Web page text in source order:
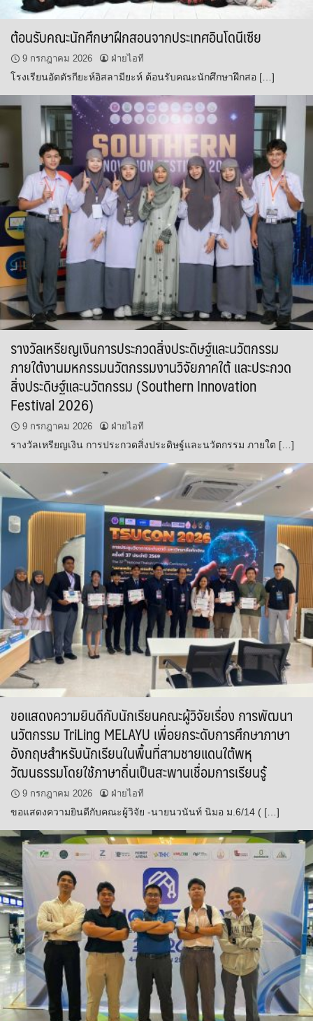
ต้อนรับคณะนักศึกษาฝึกสอนจากประเทศอินโดนีเซีย
9 กรกฎาคม 2026 ฝ่ายไอที
โรงเรียนอัตตัรกียะห์อิสลามียะห์ ต้อนรับคณะนักศึกษาฝึกสอ […]
รางวัลเหรียญเงินการประกวดสิ่งประดิษฐ์และนวัตกรรม
ภายใต้งานมหกรรมนวัตกรรมงานวิจัยภาคใต้ และประกวด
สิ่งประดิษฐ์และนวัตกรรม (Southern Innovation
Festival 2026)
9 กรกฎาคม 2026 ฝ่ายไอที
รางวัลเหรียญเงิน การประกวดสิ่งประดิษฐ์และนวัตกรรม ภายใต […]
ขอแสดงความยินดีกับนักเรียนคณะผู้วิจัยเรื่อง การพัฒนา
นวัตกรรม TriLing MELAYU เพื่อยกระดับการศึกษาภาษา
อังกฤษสำหรับนักเรียนในพื้นที่สามชายแดนใต้พหุ
วัฒนธรรมโดยใช้ภาษาถิ่นเป็นสะพานเชื่อมการเรียนรู้
9 กรกฎาคม 2026 ฝ่ายไอที
ขอแสดงความยินดีกับคณะผู้วิจัย -นายนวนันท์ นิมอ ม.6/14 ( […]